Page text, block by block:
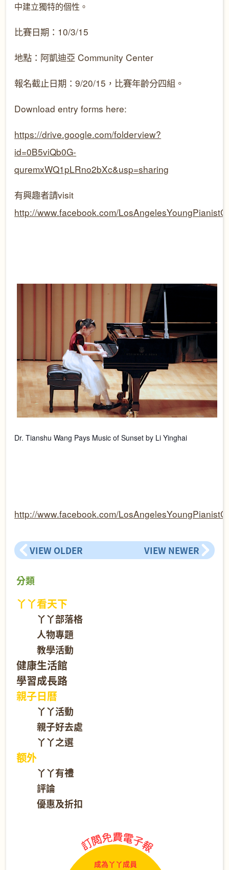
中建立獨特的個性。
比賽日期：10/3/15
地點：阿凱迪亞 Community Center
報名截止日期：9/20/15，比賽年齡分四組。
Download entry forms here:
https://drive.google.com/folderview?
id=0B5viQb0G-
quremxWQ1pLRno2bXc&usp=sharing
有興趣者請visit
http://www.facebook.com/
Dr. Tianshu Wang Pays Music of Sunset by Li Yinghai
http://www.facebook.com/
VIEW OLDER VIEW NEWER
分類
丫丫看天下
丫丫部落格
人物專題
教學活動
健康生活館
學習成長路
親子日曆
丫丫活動
親子好去處
丫丫之選
额外
丫丫有禮
評論
優惠及折扣
成為丫丫成員